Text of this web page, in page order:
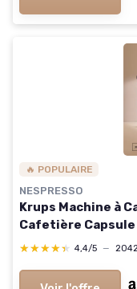
🔥 POPULAIRE
NESPRESSO
Krups Machine à
Cafetière Capsule
★★★★★
★★★★★ 4,4/5 —